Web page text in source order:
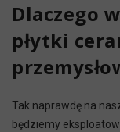
Dlaczego
płytki
Tak naprawdę na
będziemy